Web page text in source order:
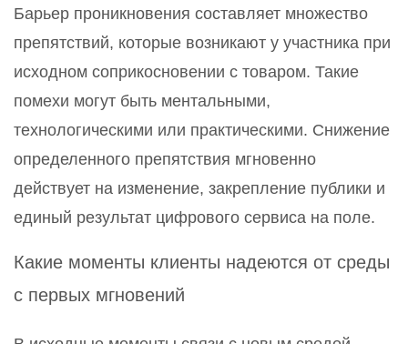
Барьер проникновения составляет множество
препятствий, которые возникают у участника при
исходном соприкосновении с товаром. Такие
помехи могут быть ментальными,
технологическими или практическими. Снижение
определенного препятствия мгновенно
действует на изменение, закрепление публики и
единый результат цифрового сервиса на поле.
Какие моменты клиенты надеются от среды
с первых мгновений